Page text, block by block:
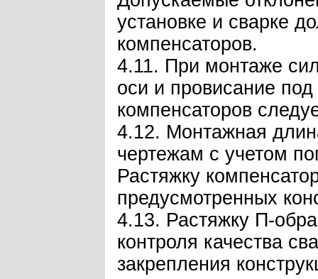
установке и сварке
компенсаторов.
4.11. При монтаже
оси и провисание
компенсаторов
4.12. Монтажная
чертежам с учетом
Растяжку
предусмотренных
4.13. Растяжку П-
контроля качества
закрепления